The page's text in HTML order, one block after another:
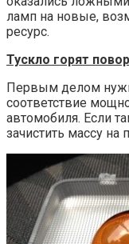
ламп на новые,
ресурс.
Тускло горят
Первым делом
соответствие
автомобиля. Если
зачистить массу